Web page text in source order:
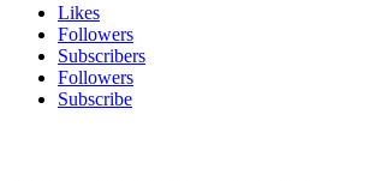
Likes
Followers
Subscribers
Followers
Subscribe